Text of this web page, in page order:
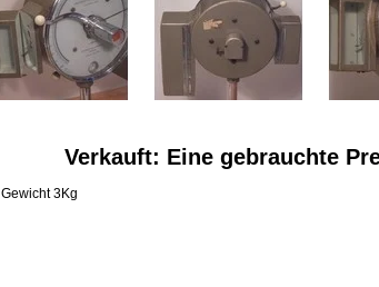
Verkauft: Eine gebrauchte
Gewicht 3Kg